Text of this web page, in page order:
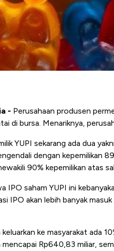
- Perusahaan produsen
di bursa. Menariknya,
YUPI sekarang ada dua
dengan kepemilikan
90% kepemilikan atas
IPO saham YUPI ini
IPO akan lebih banyak
ke masyarakat ada
mencapai Rp640,83 miliar,